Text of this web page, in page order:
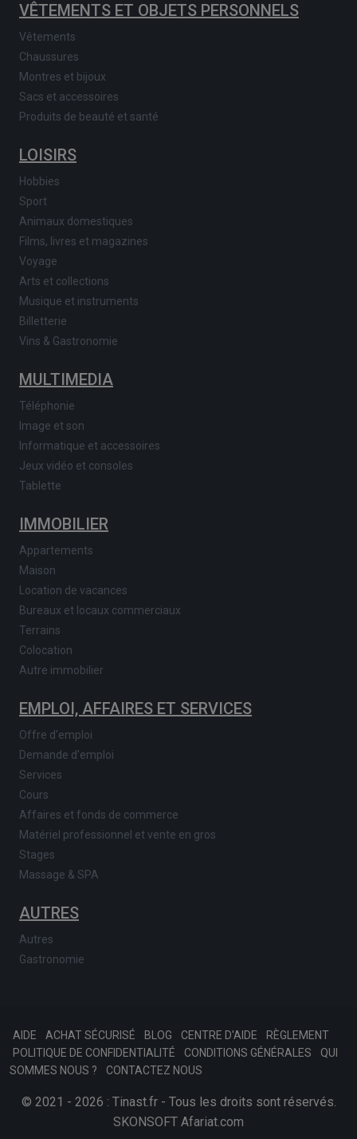
VÊTEMENTS ET OBJETS PERSONNELS
Vêtements
Chaussures
Montres et bijoux
Sacs et accessoires
Produits de beauté et santé
LOISIRS
Hobbies
Sport
Animaux domestiques
Films, livres et magazines
Voyage
Arts et collections
Musique et instruments
Billetterie
Vins & Gastronomie
MULTIMEDIA
Téléphonie
Image et son
Informatique et accessoires
Jeux vidéo et consoles
Tablette
IMMOBILIER
Appartements
Maison
Location de vacances
Bureaux et locaux commerciaux
Terrains
Colocation
Autre immobilier
EMPLOI, AFFAIRES ET SERVICES
Offre d'emploi
Demande d'emploi
Services
Cours
Affaires et fonds de commerce
Matériel professionnel et vente en gros
Stages
Massage & SPA
AUTRES
Autres
Gastronomie
AIDE ACHAT SÉCURISÉ BLOG CENTRE D'AIDE
RÈGLEMENT
POLITIQUE DE CONFIDENTIALITÉ
CONDITIONS GÉNÉRALES
QUI
SOMMES NOUS ?
CONTACTEZ NOUS
© 2021 - 2026 : Tinast.fr - Tous les droits sont réservés.
SKONSOFT Afariat.com